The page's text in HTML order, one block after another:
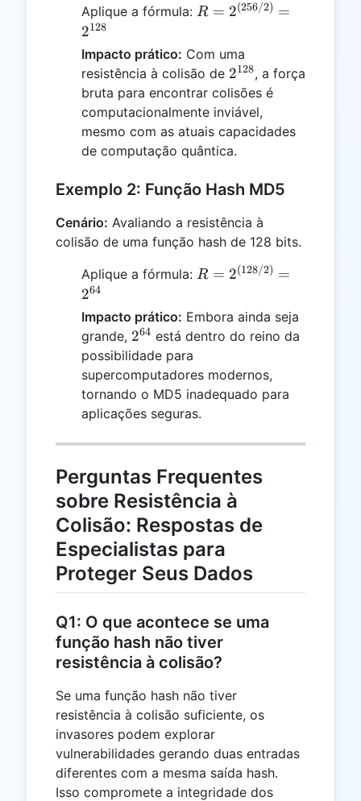
Aplique a fórmula: R =
/ 2)} =
2^{128}
R = 2(256/2) =
2128
Impacto prático: Com uma
resistência à colisão de 2^{128}
2128, a força
bruta para encontrar colisões é
computacionalmente inviável,
mesmo com as atuais capacidades
de computação quântica.
Exemplo 2: Função Hash MD5
Cenário: Avaliando a resistência à
colisão de uma função hash de 128 bits.
Aplique a fórmula: R =
/ 2)} =
2^{64}
R = 2(128/2) =
264
Impacto prático: Embora ainda seja
grande, 2^{64}
264 está dentro do reino da
possibilidade para
supercomputadores modernos,
tornando o MD5 inadequado para
aplicações seguras.
Perguntas Frequentes
sobre Resistência à
Colisão: Respostas de
Especialistas para
Proteger Seus Dados
Q1: O que acontece se uma
função hash não tiver
resistência à colisão?
Se uma função hash não tiver
resistência à colisão suficiente, os
invasores podem explorar
vulnerabilidades gerando duas entradas
diferentes com a mesma saída hash.
Isso compromete a integridade dos